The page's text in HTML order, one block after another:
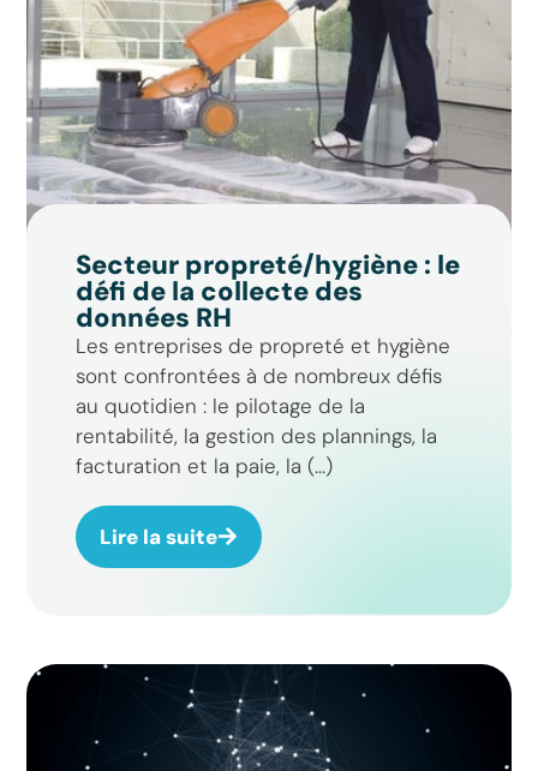
Secteur propreté/hygiène : le
défi de la collecte des
données RH
Les entreprises de propreté et hygiène
sont confrontées à de nombreux défis
au quotidien : le pilotage de la
rentabilité, la gestion des plannings, la
facturation et la paie, la (...)
Lire la suite